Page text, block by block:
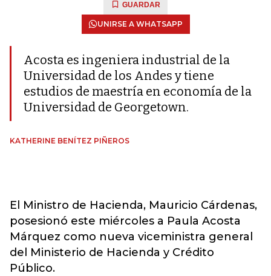
GUARDAR
UNIRSE A WHATSAPP
Acosta es ingeniera industrial de la
Universidad de los Andes y tiene
estudios de maestría en economía de la
Universidad de Georgetown.
KATHERINE BENÍTEZ PIÑEROS
El Ministro de Hacienda, Mauricio Cárdenas,
posesionó este miércoles a Paula Acosta
Márquez como nueva viceministra general
del Ministerio de Hacienda y Crédito
Público.